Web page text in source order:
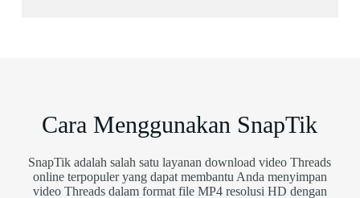
Cara Menggunakan SnapTik
SnapTik adalah salah satu layanan download video Threads
online terpopuler yang dapat membantu Anda menyimpan
video Threads dalam format file MP4 resolusi HD dengan